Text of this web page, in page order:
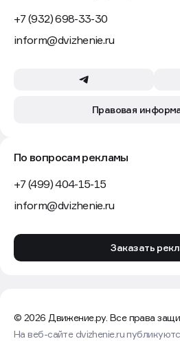
+7 (932) 698-33-30
inform@dvizhenie.ru
Правовая
По вопросам рекламы
+7 (499) 404-15-15
inform@dvizhenie.ru
Заказать
© 2026 Движение.ру. Все права
На веб-сайте dvizhenie.ru